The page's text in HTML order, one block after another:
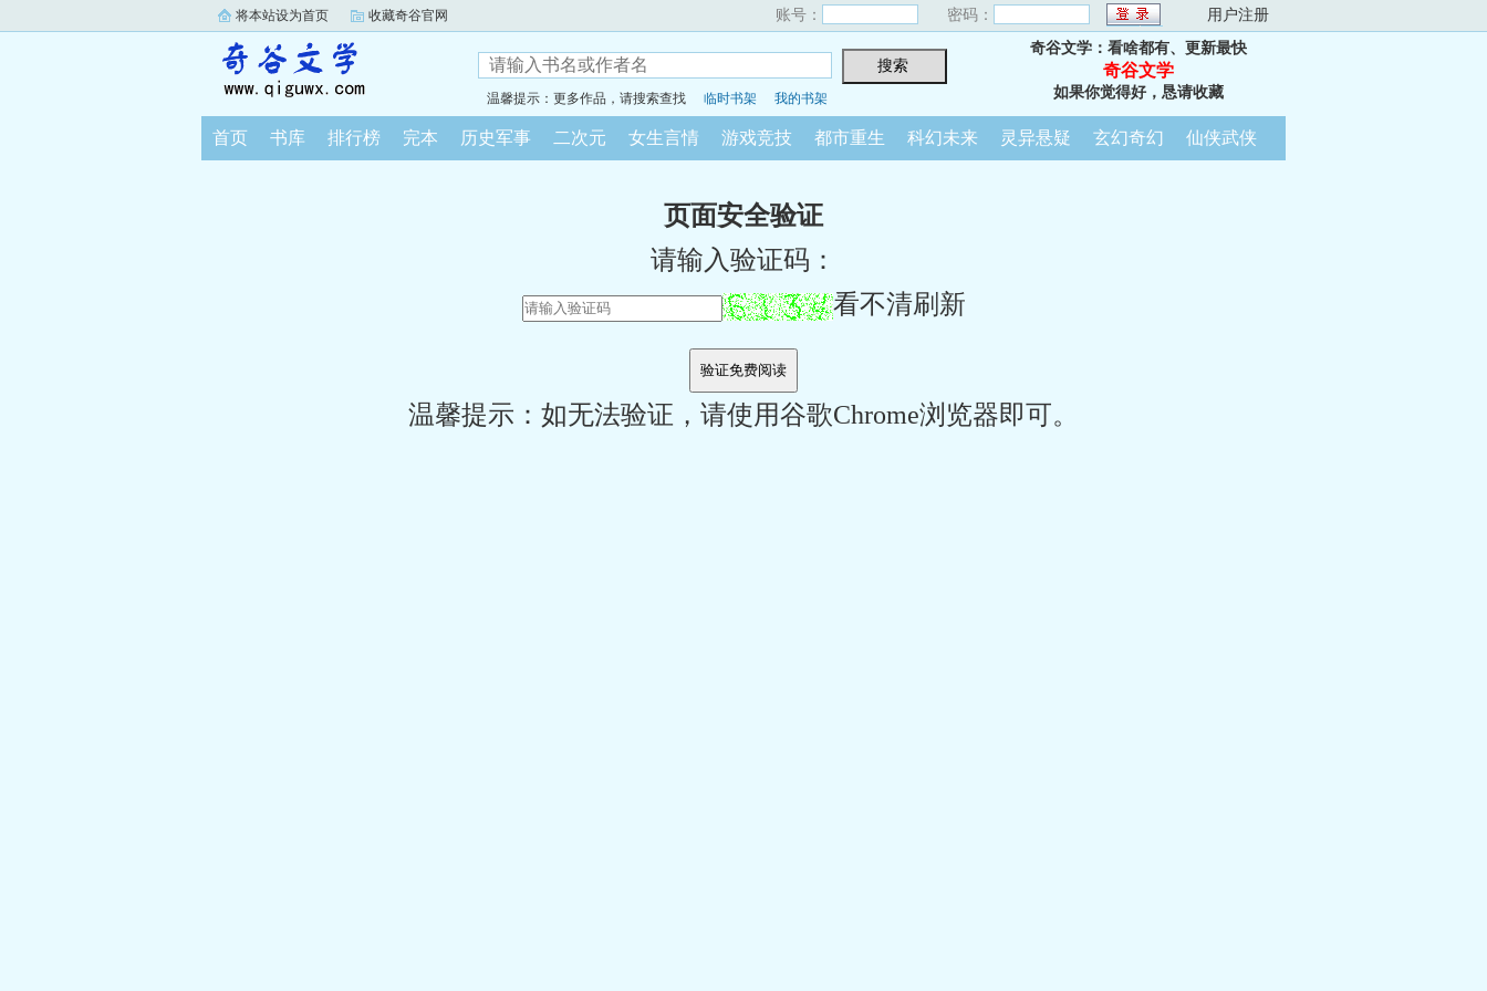
将本站设为首页 收藏奇谷官网 账号： 密码： 用户注册
温馨提示：更多作品，请搜索查找 临时书架 我的书架
奇谷文学：看啥都有、更新最快
奇谷文学
如果你觉得好，恳请收藏
首页 书库 排行榜 完本 历史军事 二次元 女生言情 游戏竞技 都市重生 科幻未来 灵异悬疑 玄幻奇幻 仙侠武侠
页面安全验证
请输入验证码：
看不清刷新
温馨提示：如无法验证，请使用谷歌Chrome浏览器即可。